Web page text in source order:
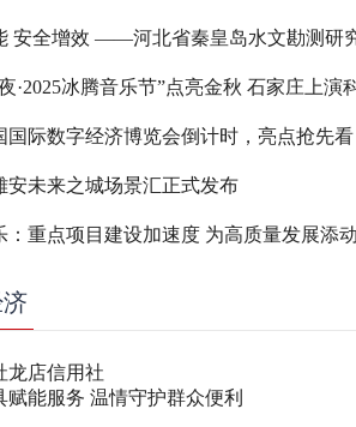
国际数字经济博览会倒计时，亮点抢先看
安未来之城场景汇正式发布
：重点项目建设加速度 为高质量发展添
龙店信用社
赋能服务 温情守护群众便利